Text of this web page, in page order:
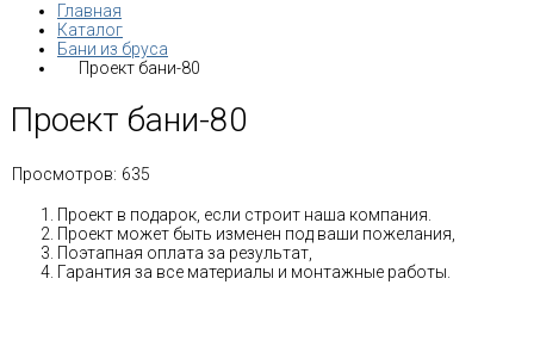
Главная
Каталог
Бани из бруса
Проект бани-80
Проект бани-80
Просмотров: 635
Проект в подарок, если строит наша компания.
Проект может быть изменен под ваши пожелания,
Поэтапная оплата за результат,
Гарантия за все материалы и монтажные работы.